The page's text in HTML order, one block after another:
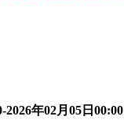
2026年02月05日00:00